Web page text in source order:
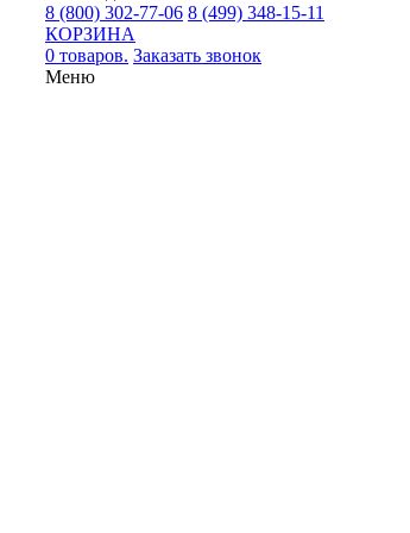
8 (800) 302-77-06 8 (499) 348-15-11
КОРЗИНА
0 товаров. Заказать звонок
Меню